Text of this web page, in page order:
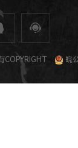
衣柜定制 橱柜定制
COPYRIGHT 皖